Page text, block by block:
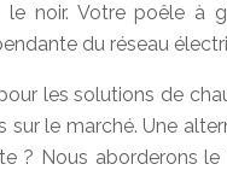
noir. Votre poêle à
du réseau
les solutions de
le marché. Une
? Nous aborderons